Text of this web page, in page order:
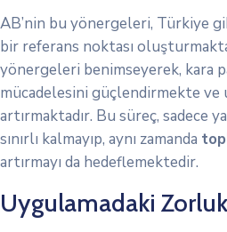
AB’nin bu yönergeleri, Türkiye
bir referans noktası
yönergeleri benimseyerek, kara
mücadelesini güçlendirmekte ve
artırmaktadır. Bu süreç, sadece
sınırlı kalmayıp, aynı zamanda
artırmayı da hedeflemektedir.
Uygulamadaki